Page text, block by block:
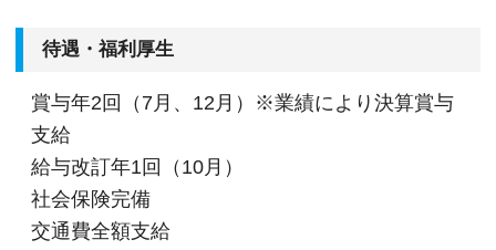
待遇・福利厚生
賞与年2回（7月、12月）※業績により決算賞与
支給
給与改訂年1回（10月）
社会保険完備
交通費全額支給